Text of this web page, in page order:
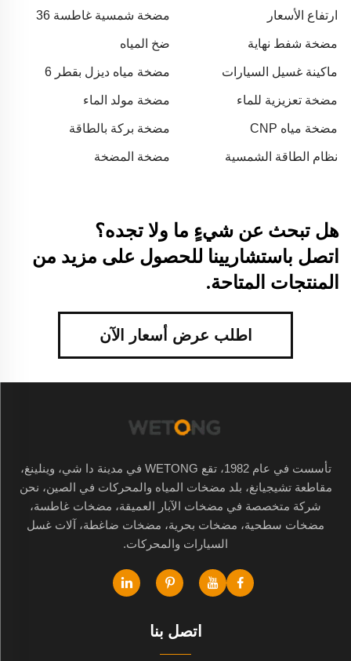
ارتفاع الأسعار
مضخة شمسية غاطسة 36
مضخة شفط نهاية
ضخ المياه
ماكينة غسيل السيارات
مضخة مياه ديزل بقطر 6
مضخة تعزيزية للماء
مضخة مولد الماء
مضخة مياه CNP
مضخة بركة بالطاقة
نظام الطاقة الشمسية
مضخة المضخة
هل تبحث عن شيءٍ ما ولا تجده؟
اتصل باستشاريينا للحصول على مزيد من
المنتجات المتاحة.
اطلب عرض أسعار الآن
تأسست في عام 1982، تقع WETONG في مدينة دا شي، وينلينغ،
مقاطعة تشيجيانغ، بلد مضخات المياه والمحركات في الصين، نحن
شركة متخصصة في مضخات الآبار العميقة، مضخات غاطسة،
مضخات سطحية، مضخات بحرية، مضخات ضاغطة، آلات غسل
السيارات والمحركات.
اتصل بنا